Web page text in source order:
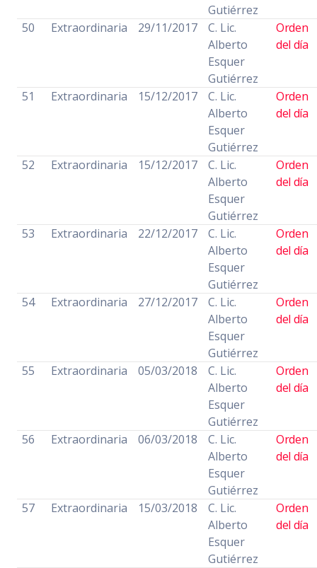
Gutiérrez
50 Extraordinaria 29/11/2017
C. Lic.
Alberto
Esquer
Gutiérrez
Orden
del día
51 Extraordinaria 15/12/2017
C. Lic.
Alberto
Esquer
Gutiérrez
Orden
del día
52 Extraordinaria 15/12/2017
C. Lic.
Alberto
Esquer
Gutiérrez
Orden
del día
53 Extraordinaria 22/12/2017
C. Lic.
Alberto
Esquer
Gutiérrez
Orden
del día
54 Extraordinaria 27/12/2017
C. Lic.
Alberto
Esquer
Gutiérrez
Orden
del día
55 Extraordinaria 05/03/2018
C. Lic.
Alberto
Esquer
Gutiérrez
Orden
del día
56 Extraordinaria 06/03/2018
C. Lic.
Alberto
Esquer
Gutiérrez
Orden
del día
57 Extraordinaria 15/03/2018
C. Lic.
Alberto
Esquer
Gutiérrez
Orden
del día